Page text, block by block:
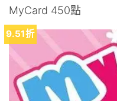
MyCard 450點
9.51折